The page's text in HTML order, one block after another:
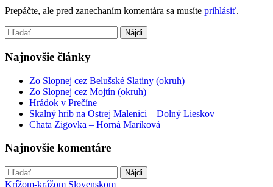
Prepáčte, ale pred zanechaním komentára sa musíte prihlásiť.
Hľadať:
Najnovšie články
Zo Slopnej cez Belušské Slatiny (okruh)
Zo Slopnej cez Mojtín (okruh)
Hrádok v Prečíne
Skalný hríb na Ostrej Malenici – Dolný Lieskov
Chata Zigovka – Horná Mariková
Najnovšie komentáre
Hľadať:
Krížom-krážom Slovenskom